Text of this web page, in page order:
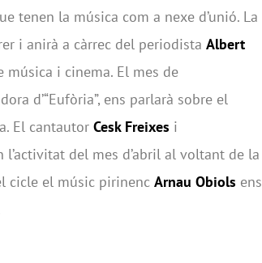
tenen la música com a nexe d’unió. La
i anirà a càrrec del periodista Albert
música i cinema. El mes de
d’“Eufòria”, ens parlarà sobre el
El cantautor Cesk Freixes i
l’activitat del mes d’abril al voltant de la
cicle el músic pirinenc Arnau Obiols ens